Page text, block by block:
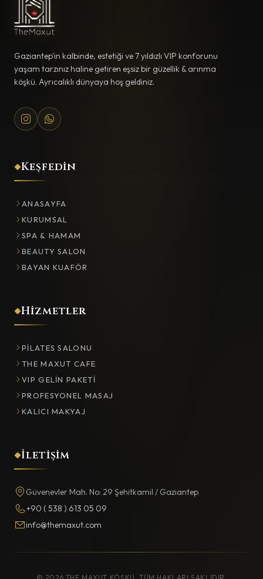
Gaziantep'in kalbinde, estetiği ve 7 yıldızlı VIP konforunu
yaşam tarzınız haline getiren eşsiz bir güzellik & arınma
köşkü. Ayrıcalıklı dünyaya hoş geldiniz.
Keşfedin
ANASAYFA
KURUMSAL
SPA & HAMAM
BEAUTY SALON
BAYAN KUAFÖR
Hizmetler
PILATES SALONU
THE MAXUT CAFE
VIP GELIN PAKETI
PROFESYONEL MASAJ
KALICI MAKYAJ
İletişim
Güvenevler Mah. No: 29 Şehitkamil / Gaziantep
+90 ( 538 ) 613 05 09
info@themaxut.com